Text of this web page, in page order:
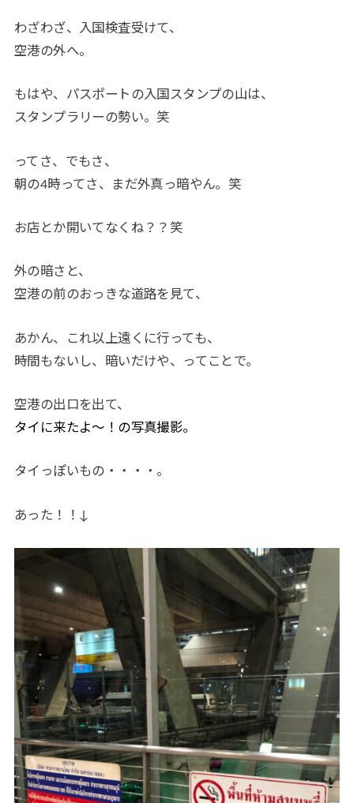
わざわざ、入国検査受けて、
空港の外へ。
もはや、パスポートの入国スタンプの山は、
スタンプラリーの勢い。笑
ってさ、でもさ、
朝の4時ってさ、まだ外真っ暗やん。笑
お店とか開いてなくね？？笑
外の暗さと、
空港の前のおっきな道路を見て、
あかん、これ以上遠くに行っても、
時間もないし、暗いだけや、ってことで。
空港の出口を出て、
タイに来たよ〜！の写真撮影。
タイっぽいもの・・・・。
あった！！↓